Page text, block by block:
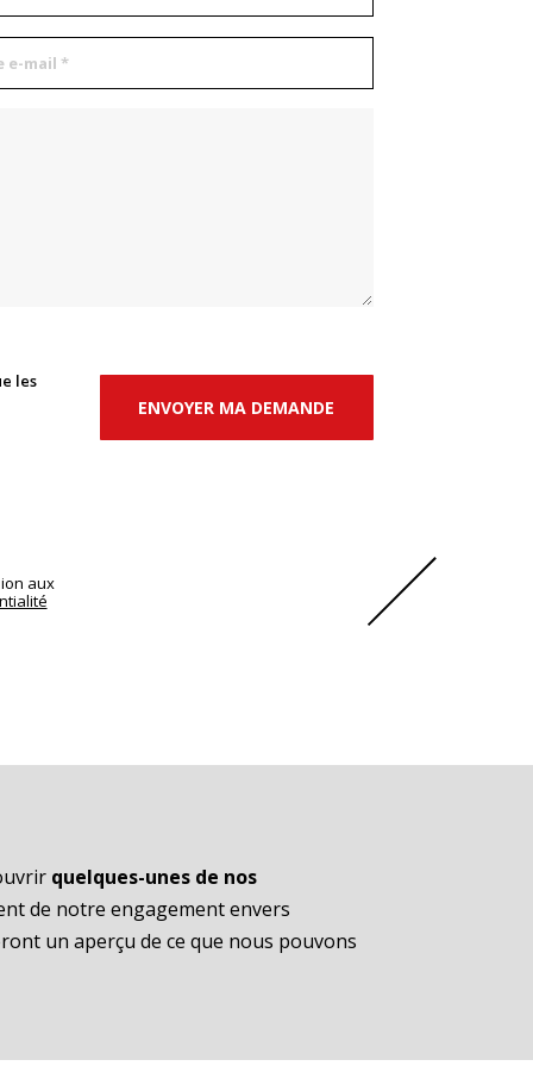
les
aux
ENVOYER MA DEMANDE
quelques-unes de nos
de notre engagement envers
un aperçu de ce que nous pouvons